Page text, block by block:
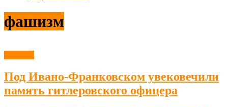
фашизм
Под Ивано-Франковском увековечили
память гитлеровского офицера